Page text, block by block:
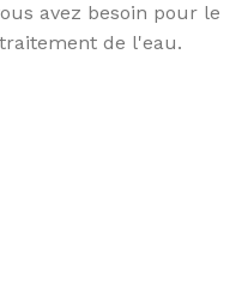
avez besoin pour le
de l'eau.